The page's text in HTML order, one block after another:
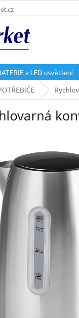
a LED osvětlení